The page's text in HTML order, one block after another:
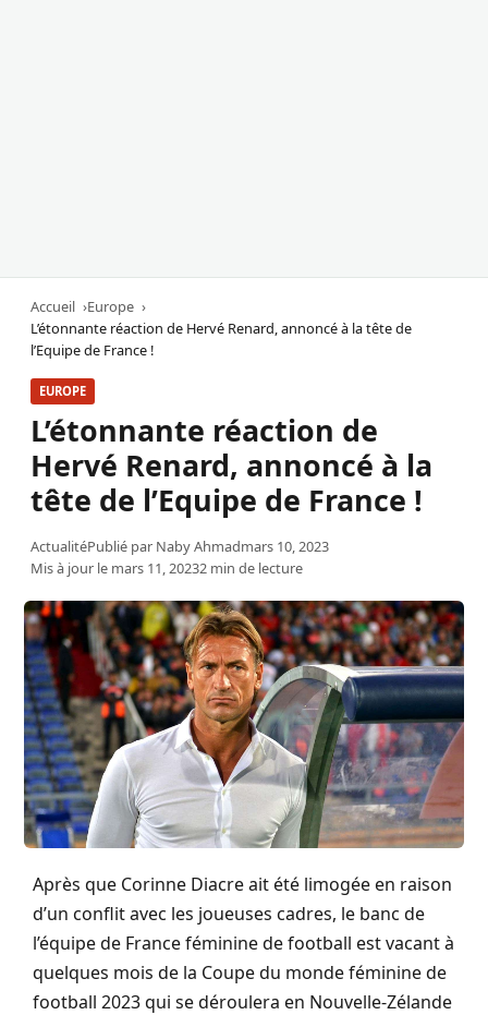
Accueil
Europe
L’étonnante réaction de Hervé Renard, annoncé à la tête de
l’Equipe de France !
EUROPE
L’étonnante réaction de
Hervé Renard, annoncé à la
tête de l’Equipe de France !
ActualitéPublié par Naby Ahmadmars 10, 2023
Mis à jour le mars 11, 20232 min de lecture
Après que Corinne Diacre ait été limogée en raison
d’un conflit avec les joueuses cadres, le banc de
l’équipe de France féminine de football est vacant à
quelques mois de la Coupe du monde féminine de
football 2023 qui se déroulera en Nouvelle-Zélande